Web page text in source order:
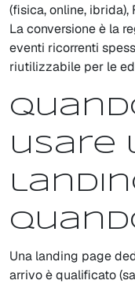
(fisica, online,
La conversione è la
eventi ricorrenti
riutilizzabile per le
usare
Una landing page
arrivo è qualificato